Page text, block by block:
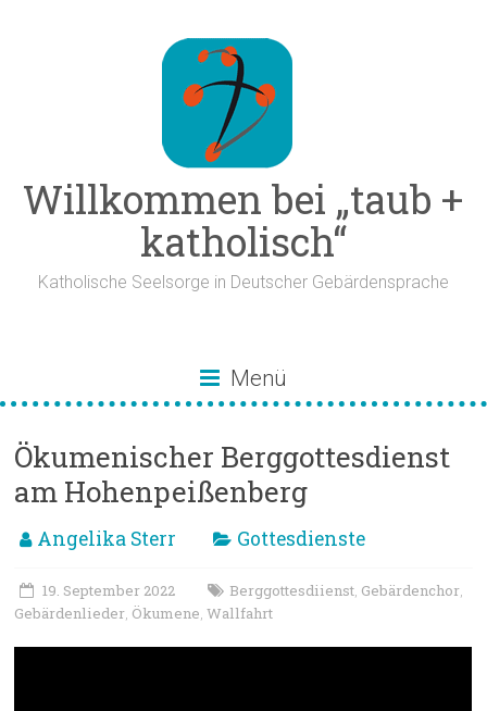
Willkommen bei „taub +
katholisch“
Katholische Seelsorge in Deutscher Gebärdensprache
Menü
Ökumenischer Berggottesdienst
am Hohenpeißenberg
Angelika Sterr Gottesdienste
19. September 2022 Berggottesdiienst, Gebärdenchor,
Gebärdenlieder, Ökumene,Wallfahrt